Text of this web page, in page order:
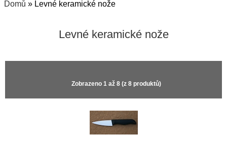
Domů » Levné keramické nože
Levné keramické nože
Zobrazeno 1 až 8(z 8produktů)